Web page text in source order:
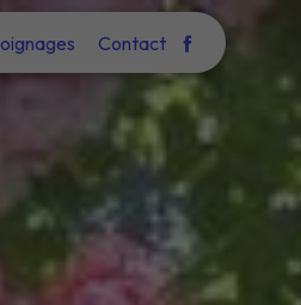
Contact